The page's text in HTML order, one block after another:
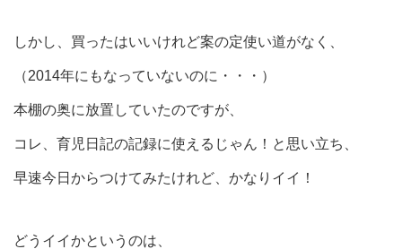
しかし、買ったはいいけれど案の定使い道がなく、
（2014年にもなっていないのに・・・）
本棚の奥に放置していたのですが、
コレ、育児日記の記録に使えるじゃん！と思い立ち、
早速今日からつけてみたけれど、かなりイイ！
どうイイかというのは、